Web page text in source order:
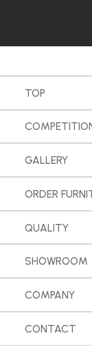
TOP
GALLERY
ORDER
QUALITY
SHOWROOM
COMPANY
CONTACT